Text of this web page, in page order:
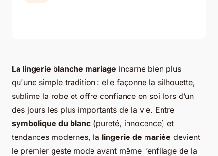
La lingerie blanche mariage incarne bien plus
qu'une simple tradition : elle façonne la silhouette,
sublime la robe et offre confiance en soi lors d’un
des jours les plus importants de la vie. Entre
symbolique du blanc (pureté, innocence) et
tendances modernes, la lingerie de mariée devient
le premier geste mode avant même l’enfilage de la